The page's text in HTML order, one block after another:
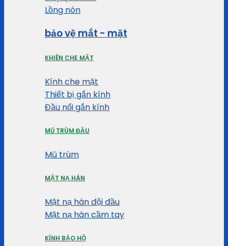
Lồng nón
bảo vệ mắt - mặt
KHIÊN CHE MẶT
Kính che mặt
Thiết bị gắn kính
Đầu nối gắn kính
MŨ TRÙM ĐẦU
Mũ trùm
MẶT NẠ HÀN
Mặt nạ hàn đội đầu
Mặt nạ hàn cầm tay
KÍNH BẢO HỘ